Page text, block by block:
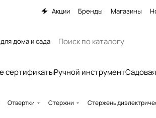
Акции Бренды Магазины
дома и сада
сертификатыРучной инструмент
Отвертки Стержни Стержень